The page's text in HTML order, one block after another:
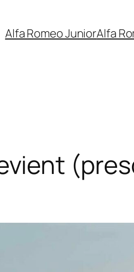
Alfa Romeo JuniorAlfa